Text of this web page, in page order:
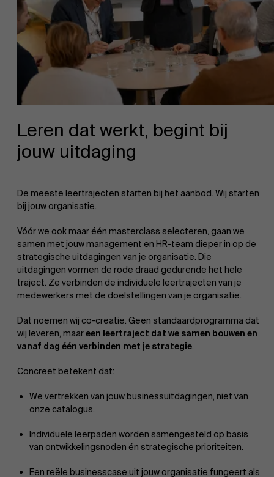
Leren dat werkt, begint bij
jouw uitdaging
De meeste leertrajecten starten bij het aanbod. Wij starten
bij jouw organisatie.
Vóór we ook maar één masterclass selecteren, gaan we
samen met jouw management en HR-team dieper in op de
strategische uitdagingen van je organisatie. Die
uitdagingen vormen de rode draad gedurende het hele
traject. Ze verbinden de individuele leertrajecten van je
medewerkers met de doelstellingen van je organisatie.
Dat noemen wij co-creatie. Geen standaardprogramma dat
wij leveren, maareen leertraject dat we samen bouwen en
vanaf dag één verbinden met je strategie.
Concreet betekent dat:
We vertrekken van jouw businessuitdagingen, niet van
onze catalogus.
Individuele leerpaden worden samengesteld op basis
van ontwikkelingsnoden én strategische prioriteiten.
Een reële businesscase uit jouw organisatie fungeert als